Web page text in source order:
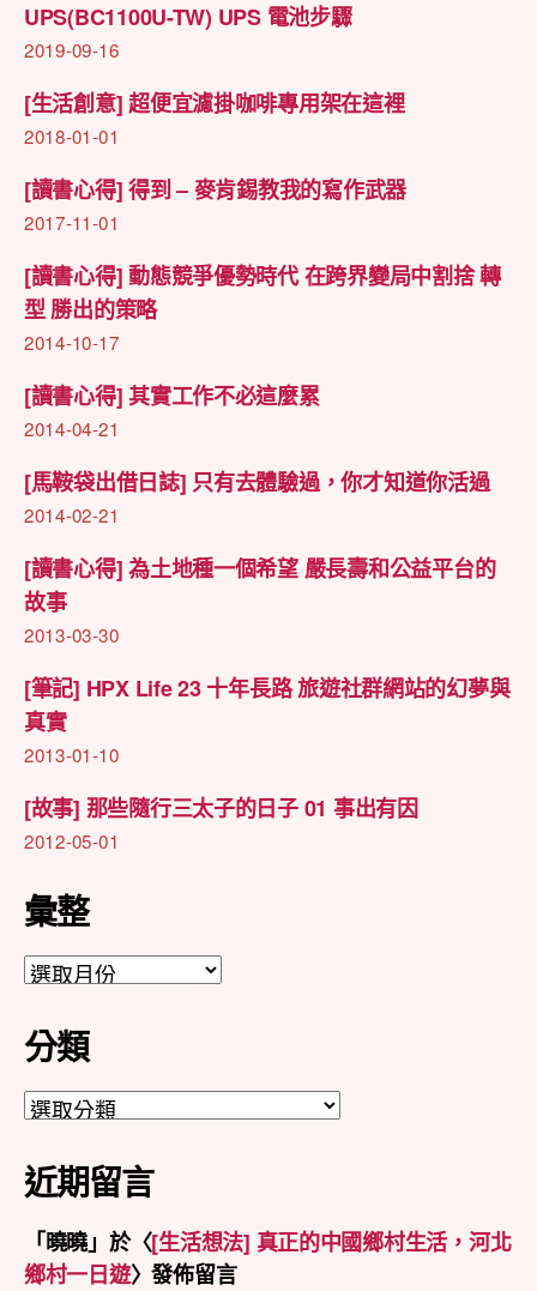
UPS(BC1100U-TW) UPS 電池步驟
2019-09-16
[生活創意] 超便宜濾掛咖啡專用架在這裡
2018-01-01
[讀書心得] 得到 – 麥肯錫教我的寫作武器
2017-11-01
[讀書心得] 動態競爭優勢時代 在跨界變局中割捨 轉
型 勝出的策略
2014-10-17
[讀書心得] 其實工作不必這麼累
2014-04-21
[馬鞍袋出借日誌] 只有去體驗過，你才知道你活過
2014-02-21
[讀書心得] 為土地種一個希望 嚴長壽和公益平台的
故事
2013-03-30
[筆記] HPX Life 23 十年長路 旅遊社群網站的幻夢與
真實
2013-01-10
[故事] 那些隨行三太子的日子 01 事出有因
2012-05-01
彙整
彙
分類
分
近期留言
「曉曉」於〈[生活想法] 真正的中國鄉村生活，河北
鄉村一日遊〉發佈留言